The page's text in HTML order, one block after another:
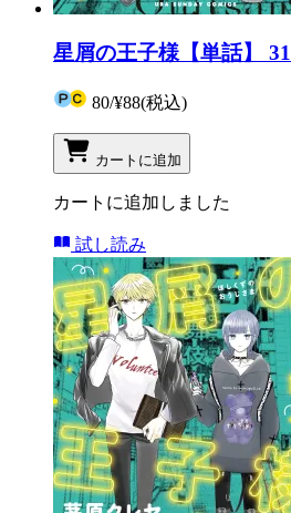
星屑の王子様【単話】 31
80/¥88(税込)
カートに追加
カートに追加しました
試し読み